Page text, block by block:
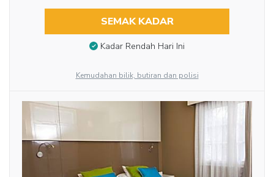
SEMAK KADAR
Kadar Rendah Hari Ini
Kemudahan bilik, butiran dan polisi